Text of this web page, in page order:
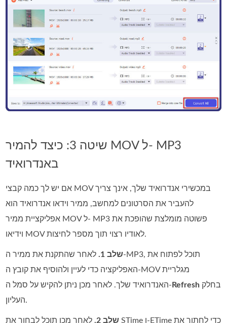
שיטה 3: כיצד להמיר MOV ל- MP3
באנדרואיד
אם יש לך כמה קבצי MOV במכשירי אנדרואיד שלך, אינך צריך
להעביר את הסרטונים למחשב, ממיר וידאו אנדרואיד הוא
אפליקציית ממיר MOV ל- MP3 פשוטה מומלצת שהופכת את
וידיאו MOV לאודיו רצוי תוך מספר לחיצות.
שלב 1.
לאחר שהתקנת את ממיר ה‑MP3, תוכל לפתוח את
האפליקציה כדי לעיין ולהוסיף את קובץ ה‑MOV מגלריית
האנדרואיד שלך. לאחר מכן ניתן להקיש על סמל ה‑Refresh
העליון.
שלב 2.
לאחר מכן תוכל לבחור את STime ו‑ETime כדי לחתוך את